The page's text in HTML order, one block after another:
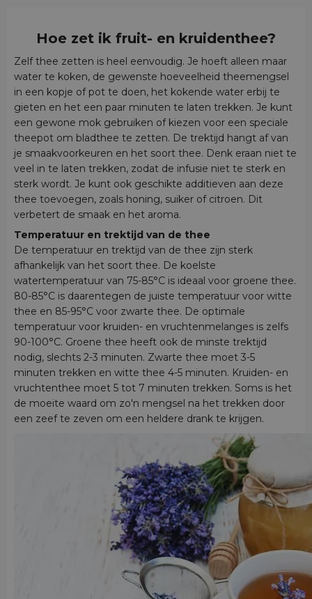
Hoe zet ik fruit- en kruidenthee?
Zelf thee zetten is heel eenvoudig. Je hoeft alleen maar
water te koken, de gewenste hoeveelheid theemengsel
in een kopje of pot te doen, het kokende water erbij te
gieten en het een paar minuten te laten trekken. Je kunt
een gewone mok gebruiken of kiezen voor een speciale
theepot om bladthee te zetten. De trektijd hangt af van
je smaakvoorkeuren en het soort thee. Denk eraan niet te
veel in te laten trekken, zodat de infusie niet te sterk en
sterk wordt. Je kunt ook geschikte additieven aan deze
thee toevoegen, zoals honing, suiker of citroen. Dit
verbetert de smaak en het aroma.
Temperatuur en trektijd van de thee
De temperatuur en trektijd van de thee zijn sterk
afhankelijk van het soort thee. De koelste
watertemperatuur van 75-85°C is ideaal voor groene thee.
80-85°C is daarentegen de juiste temperatuur voor witte
thee en 85-95°C voor zwarte thee. De optimale
temperatuur voor kruiden- en vruchtenmelanges is zelfs
90-100°C. Groene thee heeft ook de minste trektijd
nodig, slechts 2-3 minuten. Zwarte thee moet 3-5
minuten trekken en witte thee 4-5 minuten. Kruiden- en
vruchtenthee moet 5 tot 7 minuten trekken. Soms is het
de moeite waard om zo'n mengsel na het trekken door
een zeef te zeven om een heldere drank te krijgen.